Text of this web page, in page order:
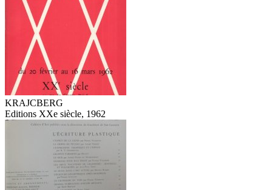
KRAJCBERG
Editions XXe siècle, 1962